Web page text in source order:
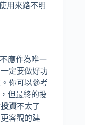
用來路不明
應作為唯一
定要做好功
你可以參考
但最終的投
投資不太了
客觀的建